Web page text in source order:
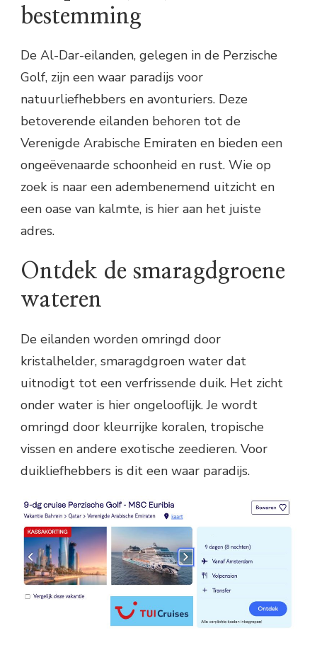
bestemming
De Al-Dar-eilanden, gelegen in de Perzische
Golf, zijn een waar paradijs voor
natuurliefhebbers en avonturiers. Deze
betoverende eilanden behoren tot de
Verenigde Arabische Emiraten en bieden een
ongeëvenaarde schoonheid en rust. Wie op
zoek is naar een adembenemend uitzicht en
een oase van kalmte, is hier aan het juiste
adres.
Ontdek de smaragdgroene
wateren
De eilanden worden omringd door
kristalhelder, smaragdgroen water dat
uitnodigt tot een verfrissende duik. Het zicht
onder water is hier ongelooflijk. Je wordt
omringd door kleurrijke koralen, tropische
vissen en andere exotische zeedieren. Voor
duikliefhebbers is dit een waar paradijs.